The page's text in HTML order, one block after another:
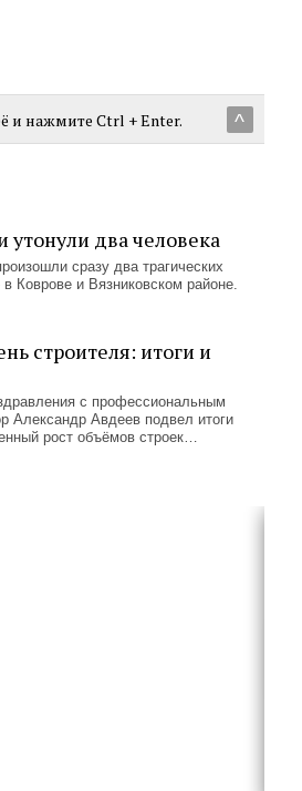
^
и нажмите Ctrl + Enter.
утонули два человека
сразу два трагических
Коврове и Вязниковском районе.
строителя: итоги и
с профессиональным
Александр Авдеев подвел итоги
рост объёмов строек…